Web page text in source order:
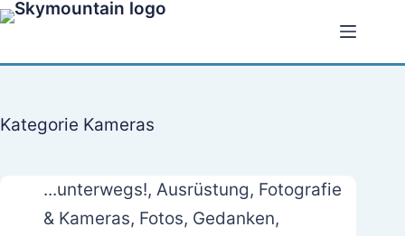
Zum
springen
Kategorie Kameras
...unterwegs!, Ausrüstung, Fotografie
& Kameras, Fotos, Gedanken,